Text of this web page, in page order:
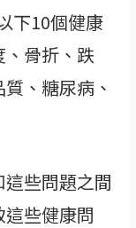
下10個健康
骨折、跌
、糖尿病、
些問題之間
些健康問